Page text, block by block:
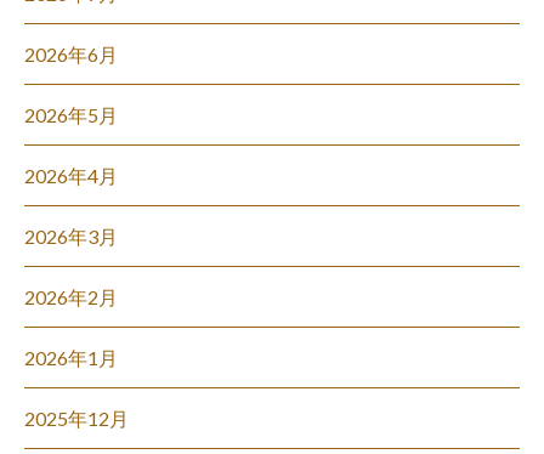
2026年6月
2026年5月
2026年4月
2026年3月
2026年2月
2026年1月
2025年12月